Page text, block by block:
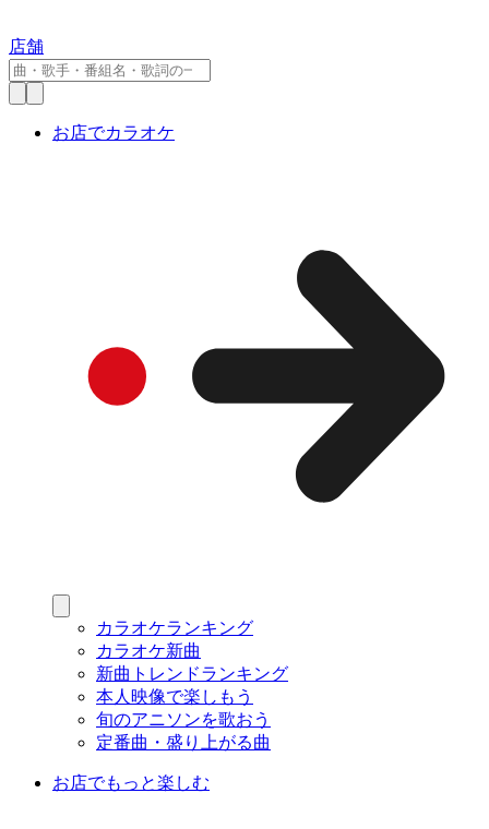
店舗
お店でカラオケ
カラオケランキング
カラオケ新曲
新曲トレンドランキング
本人映像で楽しもう
旬のアニソンを歌おう
定番曲・盛り上がる曲
お店でもっと楽しむ